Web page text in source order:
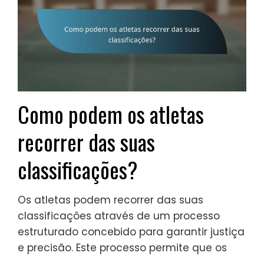
Como podem os atletas
recorrer das suas
classificações?
Os atletas podem recorrer das suas
classificações através de um processo
estruturado concebido para garantir justiça
e precisão. Este processo permite que os